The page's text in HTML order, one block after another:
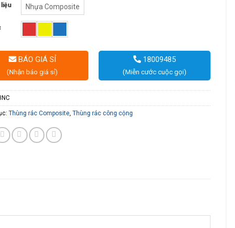
Nhựa Composite
BÁO GIÁ SỈ
(Nhận báo giá sỉ)
18009485
(Miễn cước cuộc gọi)
Thùng rác Composite, Thùng rác công cộng